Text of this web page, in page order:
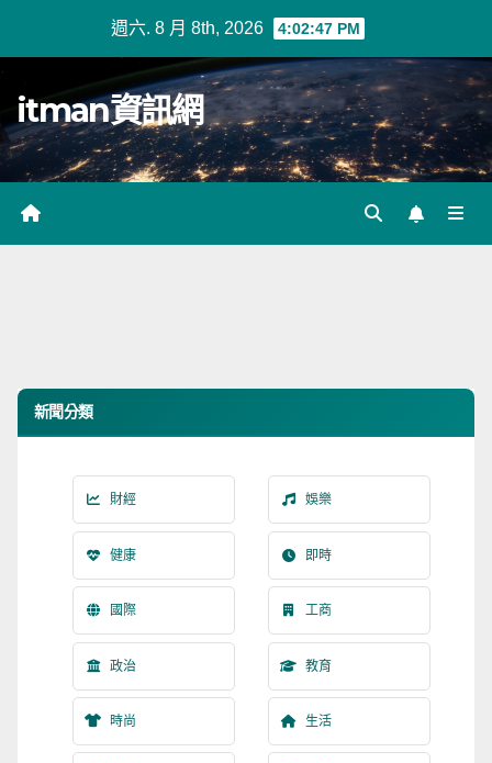
週六. 8 月 8th, 2026 4:02:48 PM
itman資訊網
新聞分類
財經 娛樂
健康 即時
國際 工商
政治 教育
時尚 生活